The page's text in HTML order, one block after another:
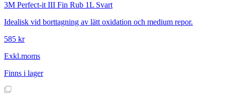
3M Perfect-it III Fin Rub 1L Svart
Idealisk vid borttagning av lätt oxidation och medium repor.
585 kr
Exkl.moms
Finns i lager